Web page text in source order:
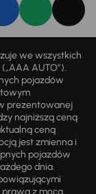
we wszystkich
AUTO”).
pojazdów
prezentowanej
najniższą ceną
ceną
jest zmienna i
pojazdów
dnia.
prawa z mocą